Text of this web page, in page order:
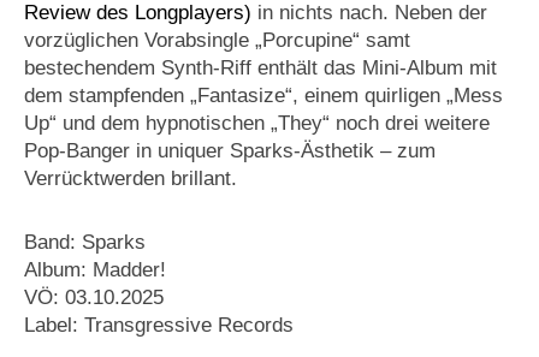
Review des Longplayers) in nichts nach. Neben der
vorzüglichen Vorabsingle „Porcupine“ samt
bestechendem Synth-Riff enthält das Mini-Album mit
dem stampfenden „Fantasize“, einem quirligen „Mess
Up“ und dem hypnotischen „They“ noch drei weitere
Pop-Banger in uniquer Sparks-Ästhetik – zum
Verrücktwerden brillant.
Band: Sparks
Album: Madder!
VÖ: 03.10.2025
Label: Transgressive Records